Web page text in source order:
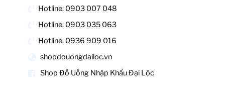
Hotline: 0903 007 048
Hotline: 0903 035 063
Hotline: 0936 909 016
shopdouongdailoc.vn
Shop Đồ Uống Nhập Khẩu Đại Lộc